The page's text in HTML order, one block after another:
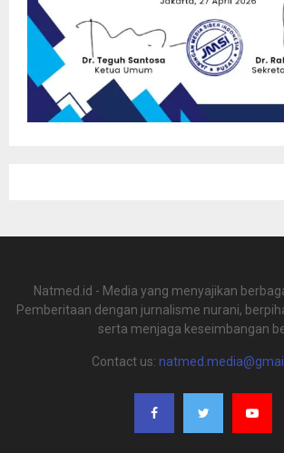
Natmed.id - Media yang menyajikan
Pemberitaan dengan jurnalisme nurani,
serta menjaga keseimbangan
Contact us: